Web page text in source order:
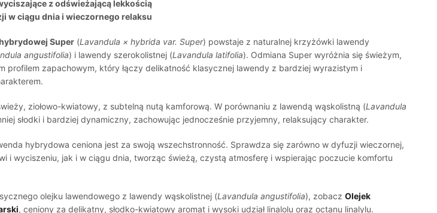
z odświeżającą lekkością
w ciągu dnia i wieczornego relaksu
Super (Lavandula × hybrida var. Super) powstaje z naturalnej krzyżówki lawendy
angustifolia) i lawendy szerokolistnej (Lavandula latifolia). Odmiana Super wyróżnia się świeżym,
profilem zapachowym, który łączy delikatność klasycznej lawendy z bardziej wyrazistym i
ziołowo-kwiatowy, z subtelną nutą kamforową. W porównaniu z lawendą wąskolistną (Lavandula
słodki i bardziej dynamiczny, zachowując jednocześnie przyjemny, relaksujący charakter.
hybrydowa ceniona jest za swoją wszechstronność. Sprawdza się zarówno w dyfuzji wieczornej,
i wyciszeniu, jak i w ciągu dnia, tworząc świeżą, czystą atmosferę i wspierając poczucie komfortu
olejku lawendowego z lawendy wąskolistnej (Lavandula angustifolia), zobaczOlejek
, ceniony za delikatny, słodko-kwiatowy aromat i wysoki udział linalolu oraz octanu linalylu.